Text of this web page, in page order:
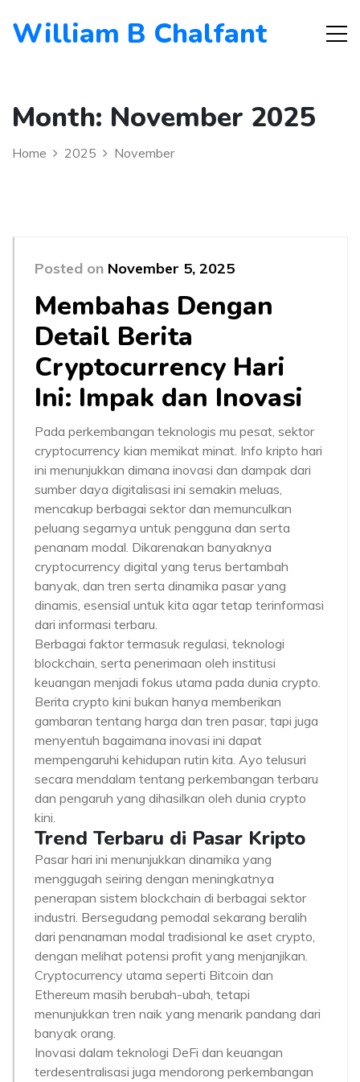
William B Chalfant
Month: November 2025
Home 2025 November
Posted on November 5, 2025
Membahas Dengan
Detail Berita
Cryptocurrency Hari
Ini: Impak dan Inovasi
Pada perkembangan teknologis mu pesat, sektor
cryptocurrency kian memikat minat. Info kripto hari
ini menunjukkan dimana inovasi dan dampak dari
sumber daya digitalisasi ini semakin meluas,
mencakup berbagai sektor dan memunculkan
peluang segarnya untuk pengguna dan serta
penanam modal. Dikarenakan banyaknya
cryptocurrency digital yang terus bertambah
banyak, dan tren serta dinamika pasar yang
dinamis, esensial untuk kita agar tetap terinformasi
dari informasi terbaru.
Berbagai faktor termasuk regulasi, teknologi
blockchain, serta penerimaan oleh institusi
keuangan menjadi fokus utama pada dunia crypto.
Berita crypto kini bukan hanya memberikan
gambaran tentang harga dan tren pasar, tapi juga
menyentuh bagaimana inovasi ini dapat
mempengaruhi kehidupan rutin kita. Ayo telusuri
secara mendalam tentang perkembangan terbaru
dan pengaruh yang dihasilkan oleh dunia crypto
kini.
Trend Terbaru di Pasar Kripto
Pasar hari ini menunjukkan dinamika yang
menggugah seiring dengan meningkatnya
penerapan sistem blockchain di berbagai sektor
industri. Bersegudang pemodal sekarang beralih
dari penanaman modal tradisional ke aset crypto,
dengan melihat potensi profit yang menjanjikan.
Cryptocurrency utama seperti Bitcoin dan
Ethereum masih berubah-ubah, tetapi
menunjukkan tren naik yang menarik pandang dari
banyak orang.
Inovasi dalam teknologi DeFi dan keuangan
terdesentralisasi juga mendorong perkembangan